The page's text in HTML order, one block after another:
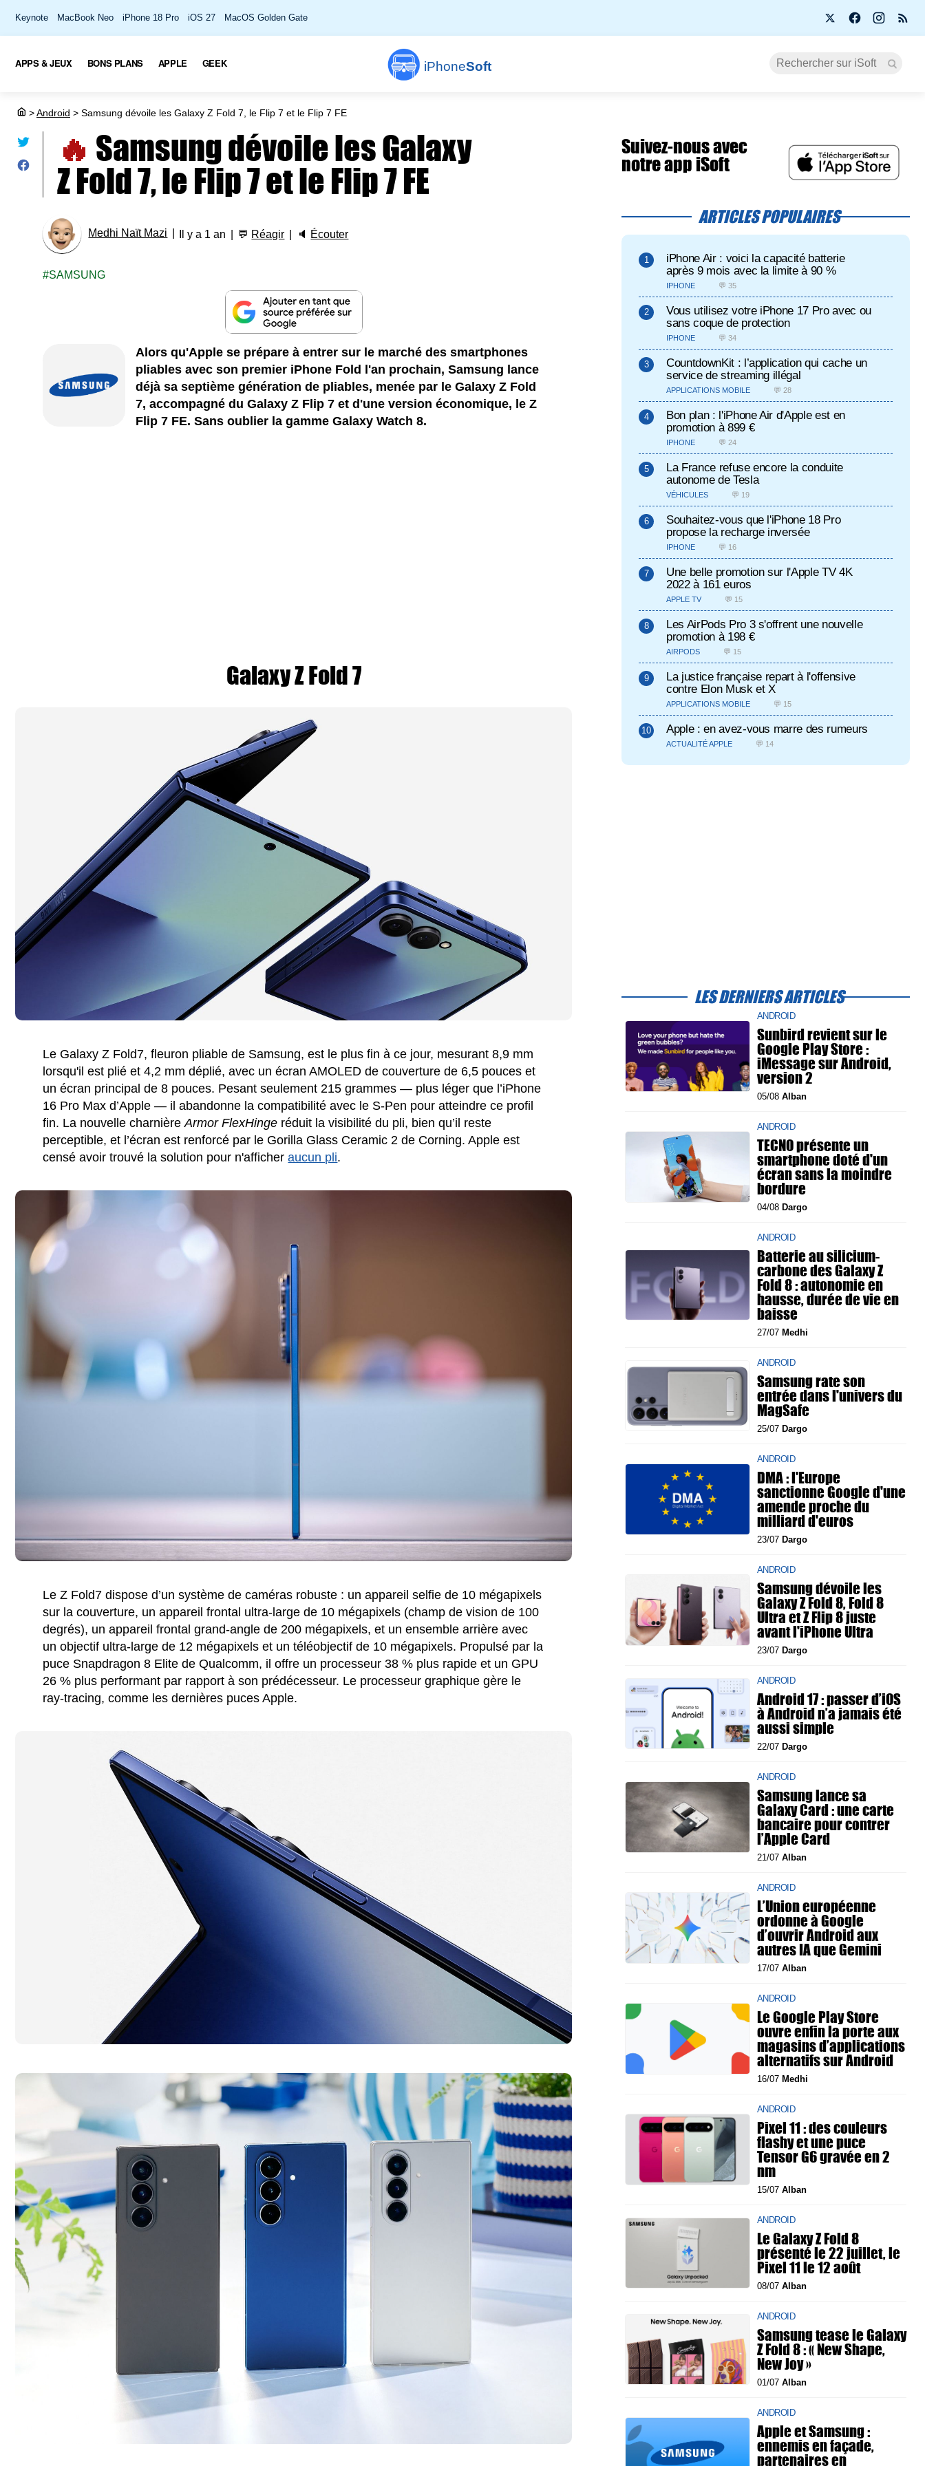
Keynote MacBook Neo iPhone 18 Pro iOS 27 MacOS Golden Gate
iPhoneSoft
APPS & JEUX BONS PLANS APPLE GEEK
>Android > Samsung dévoile les Galaxy Z Fold 7, le Flip 7 et le Flip 7 FE
🔥 Samsung dévoile les Galaxy
Z Fold 7, le Flip 7 et le Flip 7 FE
Medhi Naït Mazi Il y a 1 an 💬 Réagir 🔈 Écouter
SAMSUNG
Alors qu'Apple se prépare à entrer sur le marché des smartphones
pliables avec son premier iPhone Fold l'an prochain, Samsung lance
déjà sa septième génération de pliables, menée par le Galaxy Z Fold
7, accompagné du Galaxy Z Flip 7 et d'une version économique, le Z
Flip 7 FE. Sans oublier la gamme Galaxy Watch 8.
Galaxy Z Fold 7
Le Galaxy Z Fold7, fleuron pliable de Samsung, est le plus fin à ce jour, mesurant 8,9 mm
lorsqu'il est plié et 4,2 mm déplié, avec un écran AMOLED de couverture de 6,5 pouces et
un écran principal de 8 pouces. Pesant seulement 215 grammes — plus léger que l’iPhone
16 Pro Max d’Apple — il abandonne la compatibilité avec le S-Pen pour atteindre ce profil
fin. La nouvelle charnièreArmor FlexHinge réduit la visibilité du pli, bien qu’il reste
perceptible, et l’écran est renforcé par le Gorilla Glass Ceramic 2 de Corning. Apple est
censé avoir trouvé la solution pour n'afficheraucun pli.
Le Z Fold7 dispose d’un système de caméras robuste : un appareil selfie de 10 mégapixels
sur la couverture, un appareil frontal ultra-large de 10 mégapixels (champ de vision de 100
degrés), un appareil frontal grand-angle de 200 mégapixels, et un ensemble arrière avec
un objectif ultra-large de 12 mégapixels et un téléobjectif de 10 mégapixels. Propulsé par la
puce Snapdragon 8 Elite de Qualcomm, il offre un processeur 38 % plus rapide et un GPU
26 % plus performant par rapport à son prédécesseur. Le processeur graphique gère le
ray-tracing, comme les dernières puces Apple.
Suivez-nous avec
notre app iSoft
ARTICLES POPULAIRES
iPhone Air : voici la capacité batterie
après 9 mois avec la limite à 90 %
IPHONE 💬 35
Vous utilisez votre iPhone 17 Pro avec ou
sans coque de protection
IPHONE 💬 34
CountdownKit : l’application qui cache un
service de streaming illégal
APPLICATIONS MOBILE 💬 28
Bon plan : l'iPhone Air d'Apple est en
promotion à 899 €
IPHONE 💬 24
La France refuse encore la conduite
autonome de Tesla
VÉHICULES 💬 19
Souhaitez-vous que l'iPhone 18 Pro
propose la recharge inversée
IPHONE 💬 16
Une belle promotion sur l'Apple TV 4K
2022 à 161 euros
APPLE TV 💬 15
Les AirPods Pro 3 s'offrent une nouvelle
promotion à 198 €
AIRPODS 💬 15
La justice française repart à l'offensive
contre Elon Musk et X
APPLICATIONS MOBILE 💬 15
Apple : en avez-vous marre des rumeurs
ACTUALITÉ APPLE 💬 14
LES DERNIERS ARTICLES
ANDROID
Sunbird revient sur le
Google Play Store :
iMessage sur Android,
version 2
05/08 Alban
ANDROID
TECNO présente un
smartphone doté d'un
écran sans la moindre
bordure
04/08 Dargo
ANDROID
Batterie au silicium-
carbone des Galaxy Z
Fold 8 : autonomie en
hausse, durée de vie en
baisse
27/07 Medhi
ANDROID
Samsung rate son
entrée dans l'univers du
MagSafe
25/07 Dargo
ANDROID
DMA : l'Europe
sanctionne Google d'une
amende proche du
milliard d'euros
23/07 Dargo
ANDROID
Samsung dévoile les
Galaxy Z Fold 8, Fold 8
Ultra et Z Flip 8 juste
avant l'iPhone Ultra
23/07 Dargo
ANDROID
Android 17 : passer d’iOS
à Android n’a jamais été
aussi simple
22/07 Dargo
ANDROID
Samsung lance sa
Galaxy Card : une carte
bancaire pour contrer
l’Apple Card
21/07 Alban
ANDROID
L’Union européenne
ordonne à Google
d’ouvrir Android aux
autres IA que Gemini
17/07 Alban
ANDROID
Le Google Play Store
ouvre enfin la porte aux
magasins d’applications
alternatifs sur Android
16/07 Medhi
ANDROID
Pixel 11 : des couleurs
flashy et une puce
Tensor G6 gravée en 2
nm
15/07 Alban
ANDROID
Le Galaxy Z Fold 8
présenté le 22 juillet, le
Pixel 11 le 12 août
08/07 Alban
ANDROID
Samsung tease le Galaxy
Z Fold 8 : « New Shape,
New Joy »
01/07 Alban
ANDROID
Apple et Samsung :
ennemis en façade,
partenaires en